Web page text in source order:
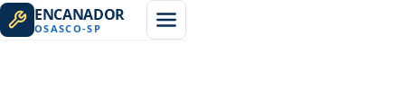
ENCANADOR
OSASCO-SP